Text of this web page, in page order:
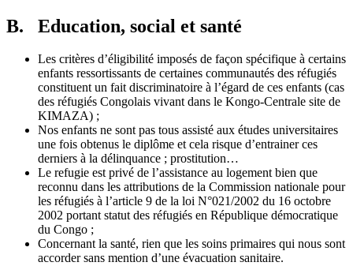
B. Education, social et santé
Les critères d’éligibilité imposés de façon spécifique à certains
enfants ressortissants de certaines communautés des réfugiés
constituent un fait discriminatoire à l’égard de ces enfants (cas
des réfugiés Congolais vivant dans le Kongo-Centrale site de
KIMAZA) ;
Nos enfants ne sont pas tous assisté aux études universitaires
une fois obtenus le diplôme et cela risque d’entrainer ces
derniers à la délinquance ; prostitution…
Le refugie est privé de l’assistance au logement bien que
reconnu dans les attributions de la Commission nationale pour
les réfugiés à l’article 9 de la loi N°021/2002 du 16 octobre
2002 portant statut des réfugiés en République démocratique
du Congo ;
Concernant la santé, rien que les soins primaires qui nous sont
accorder sans mention d’une évacuation sanitaire.